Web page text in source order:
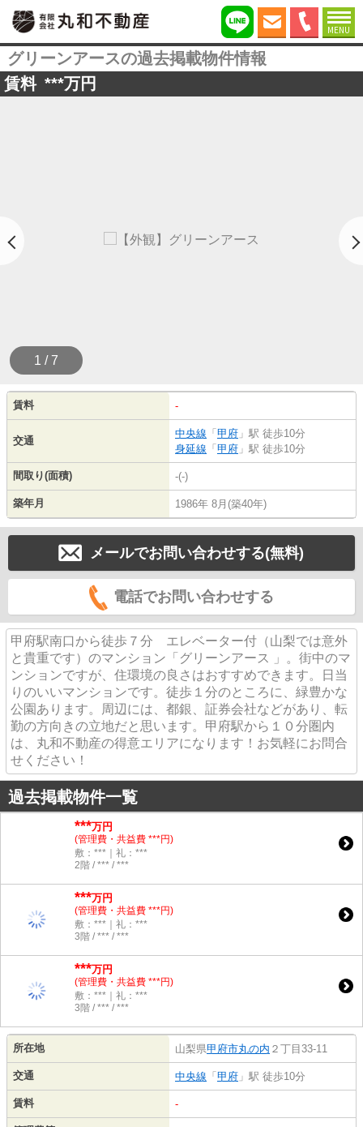
MENU
グリーンアースの過去掲載物件情報
賃料 ***万円
1 / 7
賃料 -
交通
中央線 「 甲府 」駅 徒歩10分
身延線 「 甲府 」駅 徒歩10分
間取り(面積) -(-)
築年月 1986年 8月(築40年)
メールでお問い合わせする(無料)
電話でお問い合わせする
甲府駅南口から徒歩７分 エレベーター付（山梨では意外
と貴重です）のマンション「グリーンアース 」。街中のマ
ンションですが、住環境の良さはおすすめできます。日当
りのいいマンションです。徒歩１分のところに、緑豊かな
公園あります。周辺には、都銀、証券会社などがあり、転
勤の方向きの立地だと思います。甲府駅から１０分圏内
は、丸和不動産の得意エリアになります！お気軽にお問合
せください！
過去掲載物件一覧
***万円
(管理費・共益費 ***円)
敷：***｜礼：***
2階 / *** / ***
***万円
(管理費・共益費 ***円)
敷：***｜礼：***
3階 / *** / ***
***万円
(管理費・共益費 ***円)
敷：***｜礼：***
3階 / *** / ***
所在地 山梨県甲府市丸の内 ２丁目33-11
交通 中央線 「 甲府 」駅 徒歩10分
賃料 -